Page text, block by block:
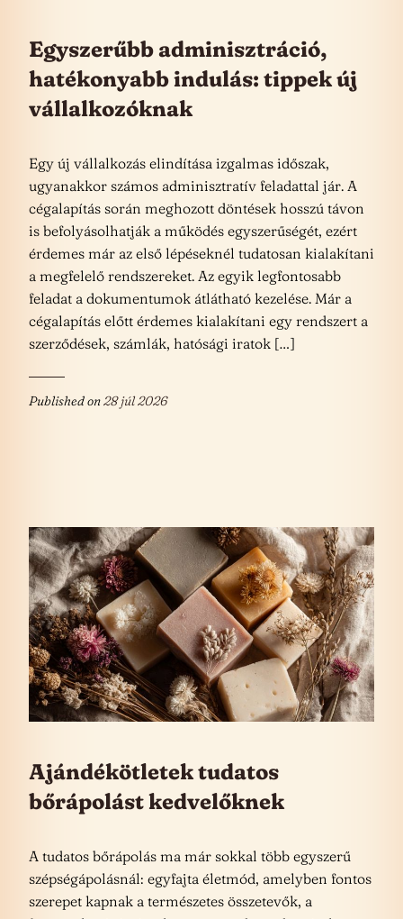
Egyszerűbb adminisztráció,
hatékonyabb indulás: tippek új
vállalkozóknak
Egy új vállalkozás elindítása izgalmas időszak,
ugyanakkor számos adminisztratív feladattal jár. A
cégalapítás során meghozott döntések hosszú távon
is befolyásolhatják a működés egyszerűségét, ezért
érdemes már az első lépéseknél tudatosan kialakítani
a megfelelő rendszereket. Az egyik legfontosabb
feladat a dokumentumok átlátható kezelése. Már a
cégalapítás előtt érdemes kialakítani egy rendszert a
szerződések, számlák, hatósági iratok […]
Published on28 júl 2026
Ajándékötletek tudatos
bőrápolást kedvelőknek
A tudatos bőrápolás ma már sokkal több egyszerű
szépségápolásnál: egyfajta életmód, amelyben fontos
szerepet kapnak a természetes összetevők, a